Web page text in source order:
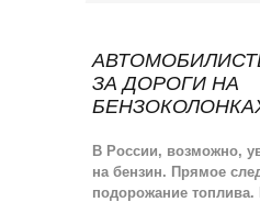
ЗА ДОРОГИ НА
В России, возможно,
на бензин. Прямое
подорожание